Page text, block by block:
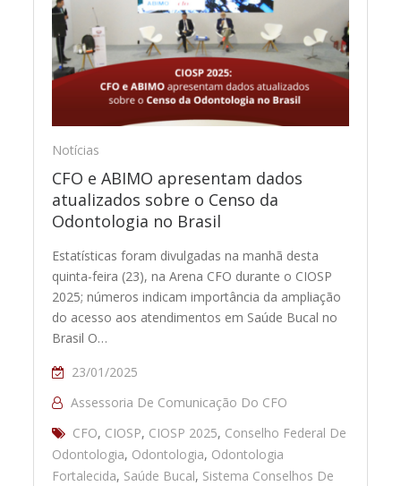
Notícias
CFO e ABIMO apresentam dados
atualizados sobre o Censo da
Odontologia no Brasil
Estatísticas foram divulgadas na manhã desta
quinta-feira (23), na Arena CFO durante o CIOSP
2025; números indicam importância da ampliação
do acesso aos atendimentos em Saúde Bucal no
Brasil O…
23/01/2025
Assessoria De Comunicação Do CFO
CFO, CIOSP, CIOSP 2025, Conselho Federal De
Odontologia, Odontologia, Odontologia
Fortalecida, Saúde Bucal, Sistema Conselhos De